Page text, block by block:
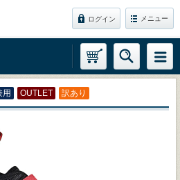
ログイン メニュー
用 OUTLET 訳あり